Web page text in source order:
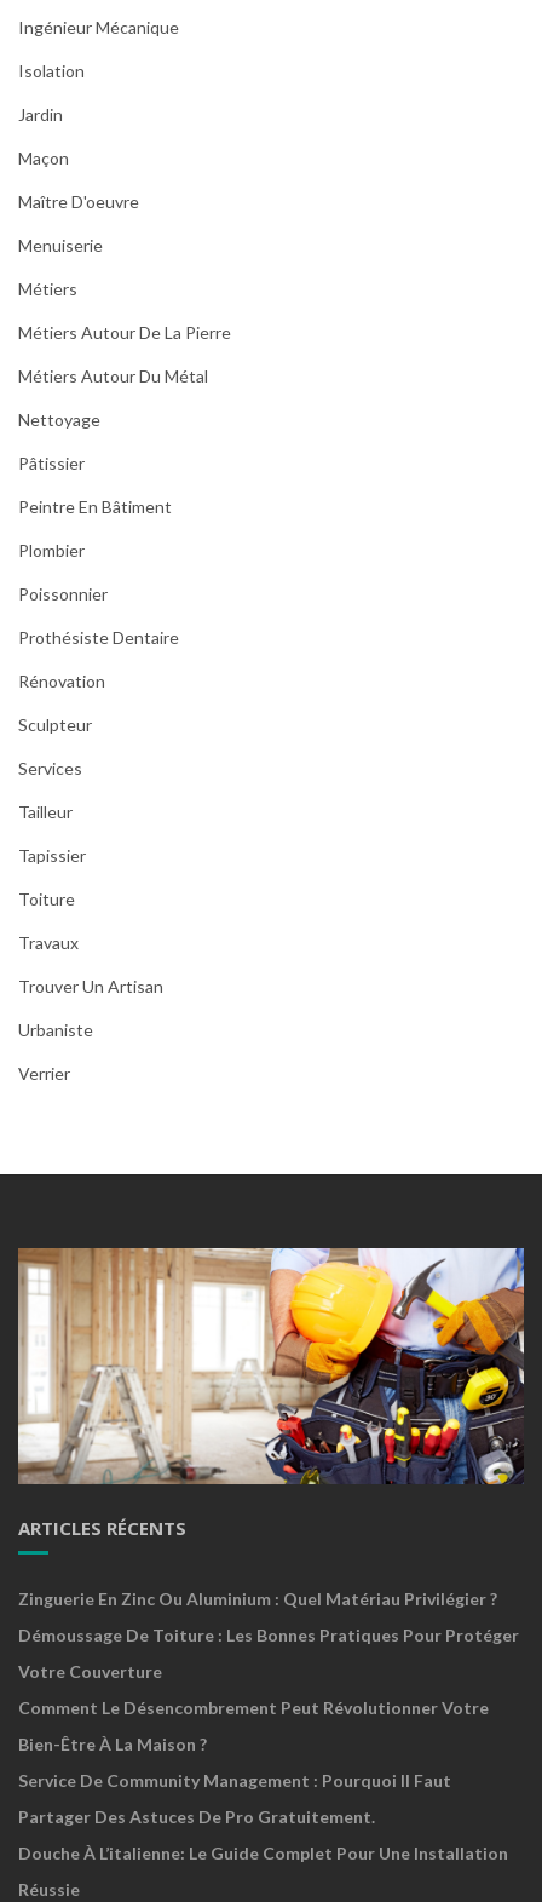
Ingénieur Mécanique
Isolation
Jardin
Maçon
Maître D'oeuvre
Menuiserie
Métiers
Métiers Autour De La Pierre
Métiers Autour Du Métal
Nettoyage
Pâtissier
Peintre En Bâtiment
Plombier
Poissonnier
Prothésiste Dentaire
Rénovation
Sculpteur
Services
Tailleur
Tapissier
Toiture
Travaux
Trouver Un Artisan
Urbaniste
Verrier
ARTICLES RÉCENTS
Zinguerie En Zinc Ou Aluminium : Quel Matériau Privilégier ?
Démoussage De Toiture : Les Bonnes Pratiques Pour Protéger
Votre Couverture
Comment Le Désencombrement Peut Révolutionner Votre
Bien-Être À La Maison ?
Service De Community Management : Pourquoi Il Faut
Partager Des Astuces De Pro Gratuitement.
Douche À L’italienne: Le Guide Complet Pour Une Installation
Réussie